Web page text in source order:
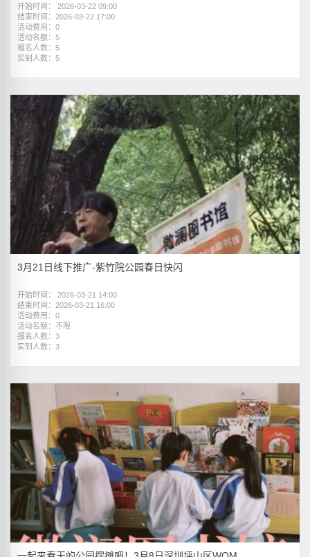
开始时间： 2026-03-22 09:00
结束时间：2026-03-22 17:00
活动费用：0
活动名额：5
报名人数：5
实到人数：5
3月21日线下推广-紫竹院公园春日快闪
开始时间： 2026-03-21 14:00
结束时间：2026-03-21 16:00
活动费用：0
活动名额：不限
报名人数：3
实到人数：3